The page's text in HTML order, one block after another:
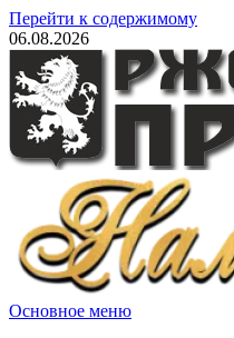
Перейти к содержимому
06.08.2026
Основное меню